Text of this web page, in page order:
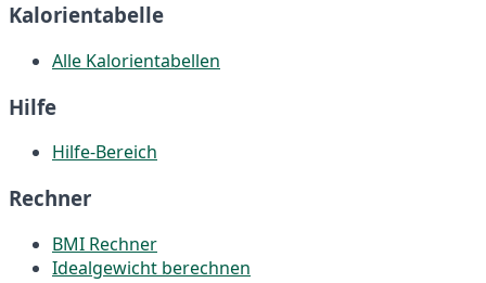
Kalorientabelle
Alle Kalorientabellen
Hilfe
Hilfe-Bereich
Rechner
BMI Rechner
Idealgewicht berechnen